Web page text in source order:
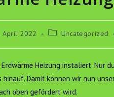
April 2022
Beitrags-
Uncategorized
Heizung instaliert. Nur
Damit können wir nun
oben gefördert wird.